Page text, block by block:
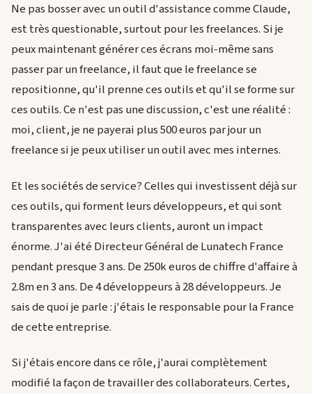
Ne pas bosser avec un outil d'assistance comme Claude,
est très questionable, surtout pour les freelances. Si je
peux maintenant générer ces écrans moi-même sans
passer par un freelance, il faut que le freelance se
repositionne, qu'il prenne ces outils et qu'il se forme sur
ces outils. Ce n'est pas une discussion, c'est une réalité :
moi, client, je ne payerai plus 500 euros par jour un
freelance si je peux utiliser un outil avec mes internes.
Et les sociétés de service? Celles qui investissent déjà sur
ces outils, qui forment leurs développeurs, et qui sont
transparentes avec leurs clients, auront un impact
énorme. J'ai été Directeur Général de Lunatech France
pendant presque 3 ans. De 250k euros de chiffre d'affaire à
2.8m en 3 ans. De 4 développeurs à 28 développeurs. Je
sais de quoi je parle : j'étais le responsable pour la France
de cette entreprise.
Si j'étais encore dans ce rôle, j'aurai complètement
modifié la façon de travailler des collaborateurs. Certes,